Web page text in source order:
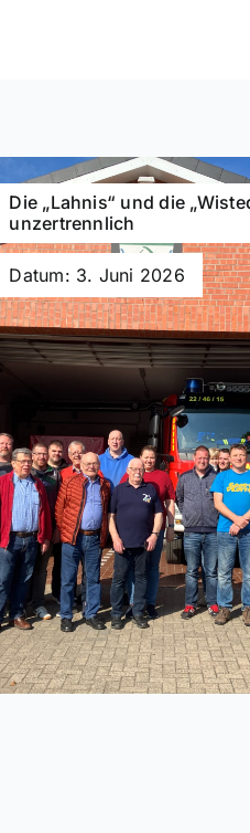
Die „Lahnis“ und die
unzertrennlich
Datum: 3. Juni 2026